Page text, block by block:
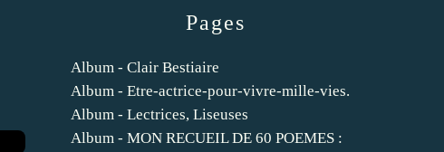
Pages
Album - Clair Bestiaire
Album - Etre-actrice-pour-vivre-mille-vies.
Album - Lectrices, Liseuses
Album - MON RECUEIL DE 60 POEMES :